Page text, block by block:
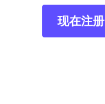
现在注册